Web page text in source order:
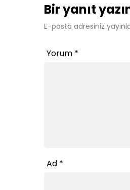
Bir yanıt
E-posta adresiniz
Yorum *
Ad *